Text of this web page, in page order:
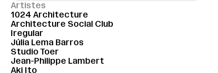
Artistes
1024 Architecture
Architecture Social Club
Iregular
Júlia Lema Barros
Studio Toer
Jean-Philippe Lambert
Aki Ito